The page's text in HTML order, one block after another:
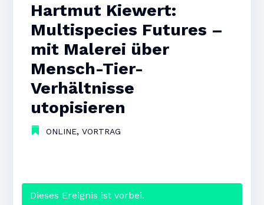
Hartmut Kiewert:
Multispecies Futures –
mit Malerei über
Mensch-Tier-
Verhältnisse
utopisieren
ONLINE,VORTRAG
Dieses Ereignis ist vorbei.